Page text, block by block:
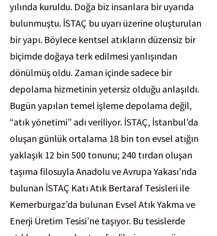
yılında kuruldu. Doğa biz insanlara bir uyarıda
bulunmuştu. İSTAÇ bu uyarı üzerine oluşturulan
bir yapı. Böylece kentsel atıkların düzensiz bir
biçimde doğaya terk edilmesi yanlışından
dönülmüş oldu. Zaman içinde sadece bir
depolama hizmetinin yetersiz olduğu anlaşıldı.
Bugün yapılan temel işleme depolama değil,
“atık yönetimi” adı veriliyor. İSTAÇ, İstanbul’da
oluşan günlük ortalama 18 bin ton evsel atığın
yaklaşık 12 bin 500 tonunu; 240 tırdan oluşan
taşıma filosuyla Anadolu ve Avrupa Yakası’nda
bulunan İSTAÇ Katı Atık Bertaraf Tesisleri ile
Kemerburgaz’da bulunan Evsel Atık Yakma ve
Enerji Üretim Tesisi’ne taşıyor. Bu tesislerde